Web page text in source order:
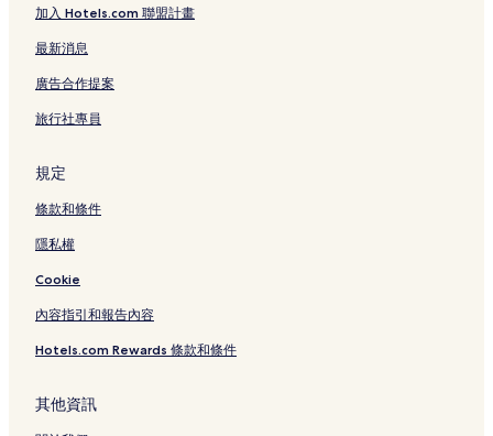
加入 Hotels.com 聯盟計畫
最新消息
廣告合作提案
旅行社專員
規定
條款和條件
隱私權
Cookie
內容指引和報告內容
Hotels.com Rewards 條款和條件
其他資訊